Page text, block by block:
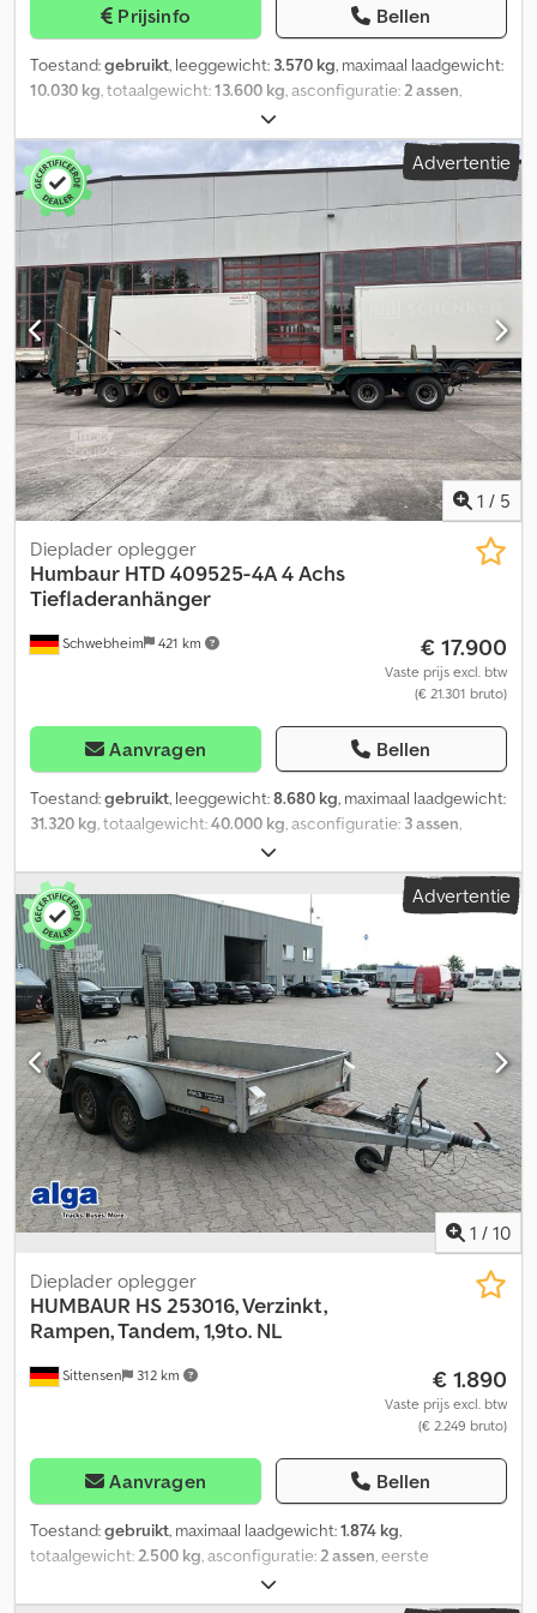
Prijsinfo Bellen
Toestand:gebruikt, leeggewicht: 3.570 kg, maximaal laadgewicht:
10.030 kg, totaalgewicht:13.600 kg, asconfiguratie:2 assen,
, laadruimte lengte:
laadruimtebreedte:2.470 mm, ophanging:overig, bandenmaten:
205/65R17,5 ---/124J
, kleur:overig, soort overbrenging:overig,
voorbandmaat:
205/65R17,5 ---/124J, bestuurderscabine:overig
, Laadhoogte ca. 820 mm, 10
sjorogen, -- Drukfouten, vergissingen en wijzigingen
voorbehouden, voorbeeldafbeeldingen --, Meer gegevens onder:
!, Meer details: ! Cjdpfxszr R T Ns Ah Eorf
Advertentie
1 / 5
Schwebheim 421 km
Dieplader oplegger
Humbaur HTD 409525-4A 4 Achs
Tiefladeranhänger
€ 17.900
Vaste prijs excl. btw
(€ 21.301 bruto)
Aanvragen Bellen
Toestand:gebruikt, leeggewicht:8.680 kg, maximaal laadgewicht:
31.320 kg, totaalgewicht:40.000 kg, asconfiguratie: 3 assen,
, ophanging:
235/75R17,5, kleur:overig, soort overbrenging:overig,
voorbandmaat:235/75R17,5 , achterbandmaat: 235/75R17,5,
bestuurderscabine:
, emissieklasse:
luchtdrukrem, Sjorogen, ABS, verbreding met
waarschuwingsborden, voertuig wordt in opdracht verkocht., --
Drukfouten, vergissingen en wijzigingen voorbehouden,
voorbeeldfoto’s --, Meer gegevens onder: !, Meer details: !
Crodpszr R Ugefx Ah Esf
Advertentie
1 / 10
Sittensen 312 km
Dieplader oplegger
HUMBAUR HS 253016, Verzinkt,
Rampen, Tandem, 1,9to. NL
€ 1.890
Vaste prijs excl. btw
(€ 2.249 bruto)
Aanvragen Bellen
Toestand:gebruikt, maximaal laadgewicht:1.874 kg,
totaalgewicht:2.500 kg, asconfiguratie:2 assen, eerste
, volgende keuring (TÜV):
lengte:3.000 mm, laadruimtebreedte:1.600 mm,